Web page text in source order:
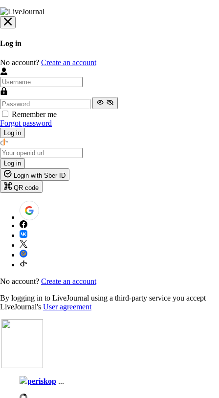
Log in
No account? Create an account
Remember me
Forgot password
Log in
Log in
Login with Sber ID
QR code
No account? Create an account
By logging in to LiveJournal using a third-party service you accept
LiveJournal's User agreement
periskop ...